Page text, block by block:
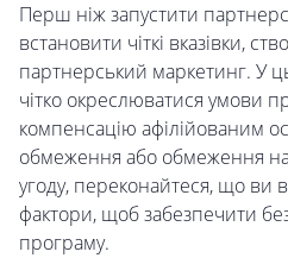
Перш ніж запустити
встановити чіткі вказівки,
партнерський маркетинг. У
чітко окреслюватися умови
компенсацію афілійованим
обмеження або обмеження на
угоду, переконайтеся, що ви
фактори, щоб забезпечити
програму.